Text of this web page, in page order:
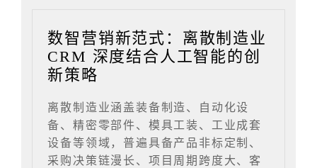
数智营销新范式：离散制造业
CRM 深度结合人工智能的创
新策略
离散制造业涵盖装备制造、自动化设
备、精密零部件、模具工装、工业成套
设备等领域，普遍具备产品非标定制、
采购决策链漫长、项目周期跨度大、客